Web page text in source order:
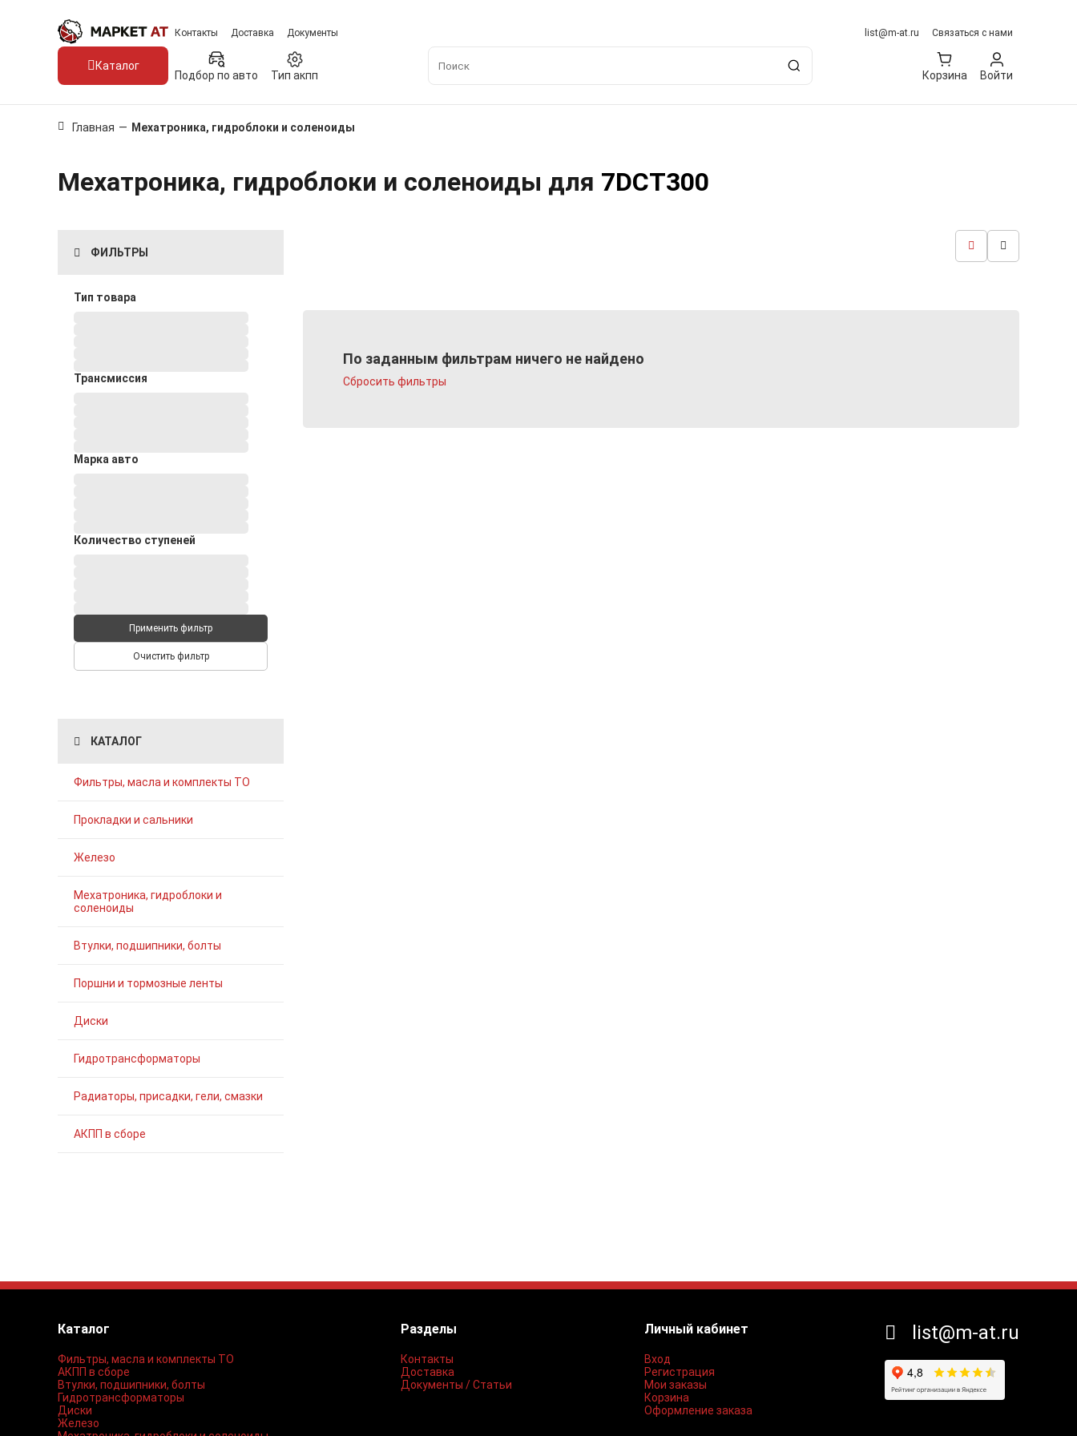
Контакты Доставка Документы list@m-at.ru Связаться с нами
Каталог
Подбор по авто Тип акпп Корзина Войти
Главная — Мехатроника, гидроблоки и соленоиды
Мехатроника, гидроблоки и соленоиды для 7DCT300
ФИЛЬТРЫ
Тип товара
Трансмиссия
Марка авто
Количество ступеней
Применить фильтр
Очистить фильтр
КАТАЛОГ
Фильтры, масла и комплекты ТО
Прокладки и сальники
Железо
Мехатроника, гидроблоки и
соленоиды
Втулки, подшипники, болты
Поршни и тормозные ленты
Диски
Гидротрансформаторы
Радиаторы, присадки, гели, смазки
АКПП в сборе
По заданным фильтрам ничего не найдено
Сбросить фильтры
Каталог
Фильтры, масла и комплекты ТО
АКПП в сборе
Втулки, подшипники, болты
Гидротрансформаторы
Диски
Железо
Разделы
Контакты
Доставка
Документы / Статьи
Личный кабинет
Вход
Регистрация
Мои заказы
Корзина
Оформление заказа
list@m-at.ru